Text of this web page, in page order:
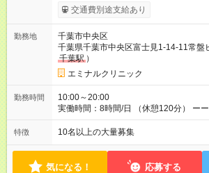
ます。 みなし残業代 36,700円／月 み
◆インセンティブを支給◆ 頑張りに応じて、インセンティブ（業
【年収800万円】を記録している先輩社
【試用期間】試用期間あり 試用期間の
と給与に、本採用時と異なる部分があり
採用（契約社員） 給与：月給 260,000
残業代を含みます。※超過分は全額支
業代 35,400円／月 みなし残業時間 23時
交通費別途支給あり
勤務地
千葉市中央区
千葉県千葉市中央区富士見1-14-11常盤
千葉駅 ）
エミナルクリニック
勤務時間
10:00～20:00
実働時間：8時間/日 （休憩120分） ーーーーーーーーーー ◆残
業少なめ＆通勤も楽々◆ ーーーーーー
とゆっくりなので、通勤ラッシュの中出
生活との両立が叶います。
特徴 10名以上の大量募集
気になる！ 応募する